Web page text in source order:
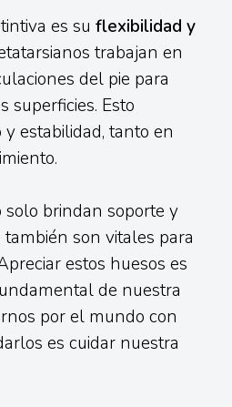
es su flexibilidad y
trabajan en
del pie para
superficies. Esto
estabilidad, tanto en
solo brindan soporte y
son vitales para
estos huesos es
de nuestra
por el mundo con
es cuidar nuestra